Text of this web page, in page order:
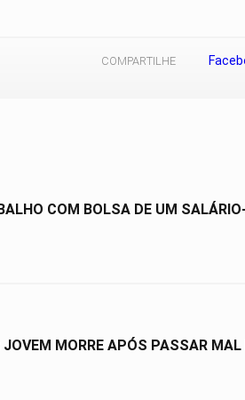
COMPARTILHE
COM BOLSA DE UM
MORRE APÓS PASSAR